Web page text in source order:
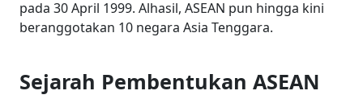
pada 30 April 1999. Alhasil, ASEAN pun hingga kini
beranggotakan 10 negara Asia Tenggara.
Sejarah Pembentukan ASEAN